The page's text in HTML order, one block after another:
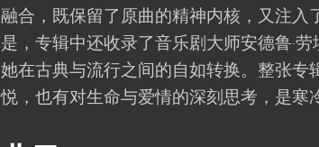
融合，既保留了原曲的精神内核，又注
是，专辑中还收录了音乐剧大师安德鲁·
她在古典与流行之间的自如转换。整张
悦，也有对生命与爱情的深刻思考，是寒